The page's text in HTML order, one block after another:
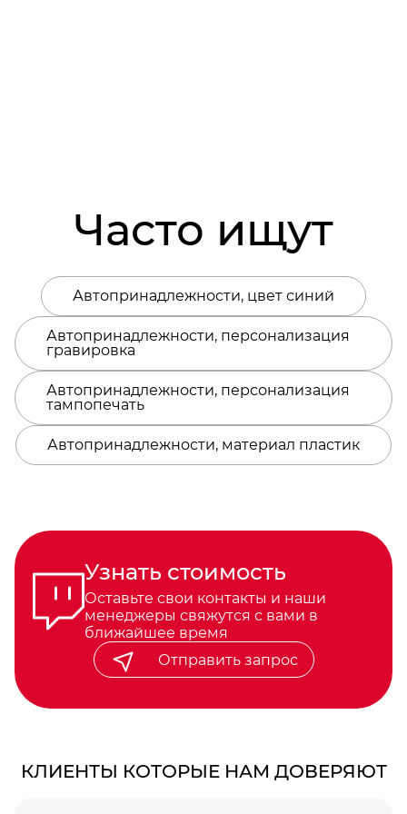
Часто ищут
Автопринадлежности, цвет синий
Автопринадлежности, персонализация
гравировка
Автопринадлежности, персонализация
тампопечать
Автопринадлежности, материал пластик
Узнать стоимость
Оставьте свои контакты и наши
менеджеры свяжутся с вами в
ближайшее время
Отправить запрос
КЛИЕНТЫ КОТОРЫЕ НАМ ДОВЕРЯЮТ